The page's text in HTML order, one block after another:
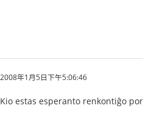
2008年1月5日下午5:06:46
Kio estas esperanto renkontiĝo